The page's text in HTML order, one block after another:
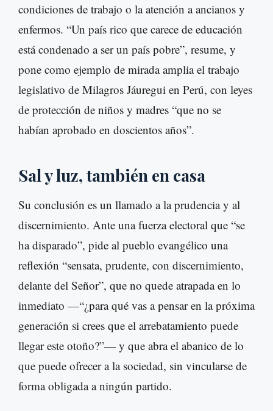
condiciones de trabajo o la atención a ancianos y
enfermos. “Un país rico que carece de educación
está condenado a ser un país pobre”, resume, y
pone como ejemplo de mirada amplia el trabajo
legislativo de Milagros Jáuregui en Perú, con leyes
de protección de niños y madres “que no se
habían aprobado en doscientos años”.
Sal y luz, también en casa
Su conclusión es un llamado a la prudencia y al
discernimiento. Ante una fuerza electoral que “se
ha disparado”, pide al pueblo evangélico una
reflexión “sensata, prudente, con discernimiento,
delante del Señor”, que no quede atrapada en lo
inmediato —“¿para qué vas a pensar en la próxima
generación si crees que el arrebatamiento puede
llegar este otoño?”— y que abra el abanico de lo
que puede ofrecer a la sociedad, sin vincularse de
forma obligada a ningún partido.